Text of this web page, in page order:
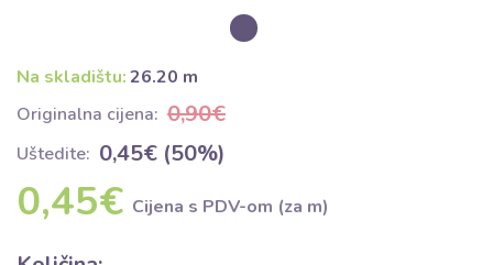
Na skladištu:26.20 m
Originalna cijena: 0,90€
Uštedite: 0,45€ (50%)
0,45€ Cijena s PDV-om (za m)